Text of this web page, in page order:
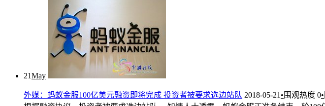
21May
外媒：蚂蚁金服100亿美元融资即将完成 投资者被要求选边站队 2018-05-21 • 围观热度 0•